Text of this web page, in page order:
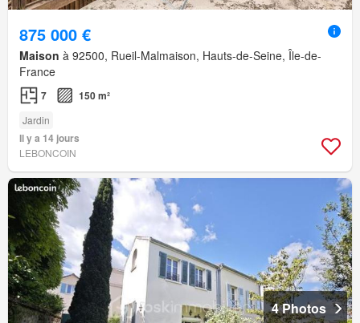
875 000 €
Maison à 92500, Rueil-Malmaison, Hauts-de-Seine, Île-de-
France
7 150 m²
Jardin
Il y a 14 jours
LEBONCOIN
4 Photos